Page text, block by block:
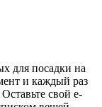
для посадки на
и каждый раз
свой e-